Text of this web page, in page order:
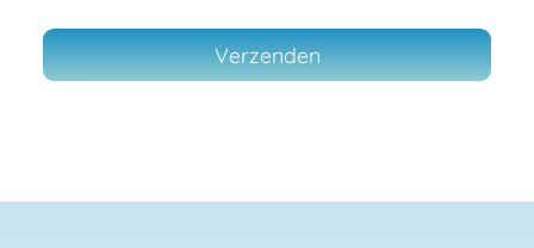
Verzenden